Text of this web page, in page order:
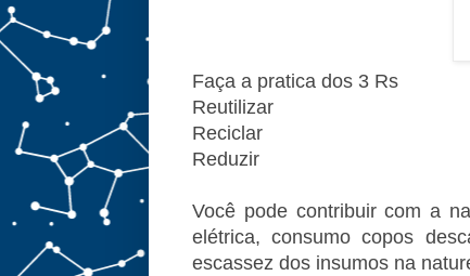
Faça a pratica dos 3 Rs
Reutilizar
Reciclar
Reduzir
Você pode contribuir com a
elétrica, consumo copos
escassez dos insumos na